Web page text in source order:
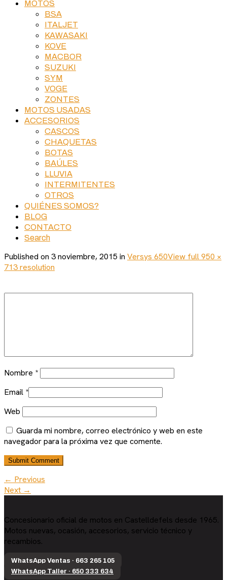
MOTOS
BSA
ITALJET
KAWASAKI
KOVE
MACBOR
SUZUKI
SYM
VOGE
ZONTES
MOTOS USADAS
ACCESORIOS
CASCOS
CHAQUETAS
BOTAS
BAÚLES
LLUVIA
INTERMITENTES
OTROS
QUIÉNES SOMOS?
BLOG
CONTACTO
Search
Published on 3 noviembre, 2015 in Versys 650View full 950 ×
713 resolution
Nombre *
Email *
Web
Guarda mi nombre, correo electrónico y web en este
navegador para la próxima vez que comente.
← Previous
Next →
Concesionario oficial de motos en Castelldefels desde 1965.
Motos nuevas, ocasión, accesorios, servicio técnico y
recambios.
WhatsApp Ventas · 663 265 105
WhatsApp Taller · 650 333 634